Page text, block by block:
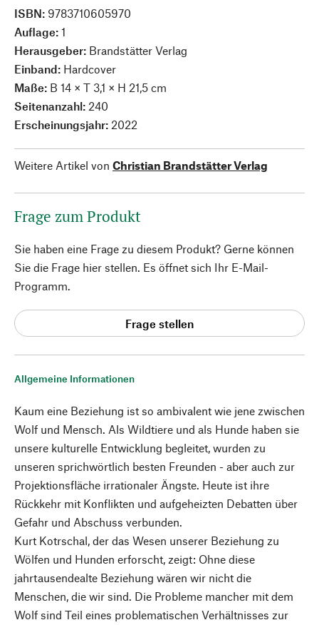
Allgemeine Informationen
Kaum eine Beziehung ist so ambivalent wie jene zwischen
Wolf und Mensch. Als Wildtiere und als Hunde haben sie
unsere kulturelle Entwicklung begleitet, wurden zu
unseren sprichwörtlich besten Freunden - aber auch zur
Projektionsfläche irrationaler Ängste. Heute ist ihre
Rückkehr mit Konflikten und aufgeheizten Debatten über
Gefahr und Abschuss verbunden.
Kurt Kotrschal, der das Wesen unserer Beziehung zu
Wölfen und Hunden erforscht, zeigt: Ohne diese
jahrtausendealte Beziehung wären wir nicht die
Menschen, die wir sind. Die Probleme mancher mit dem
Wolf sind Teil eines problematischen Verhältnisses zur
ISBN: 9783710605970
Auflage: 1
Herausgeber: Brandstätter Verlag
Einband: Hardcover
Maße: B 14 × T 3,1 × H 21,5 cm
Seitenanzahl: 240
Erscheinungsjahr: 2022
Weitere Artikel von Christian Brandstätter Verlag
Frage zum Produkt
Sie haben eine Frage zu diesem Produkt? Gerne können
Sie die Frage hier stellen. Es öffnet sich Ihr E-Mail-
Programm.
Frage stellen